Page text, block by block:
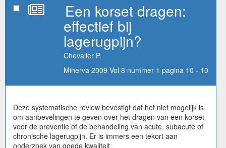
Een korset dragen:
effectief bij
lagerugpijn?
Chevalier P.
Minerva 2009 Vol 8 nummer 1 pagina 10 - 10
Deze systematische review bevestigt dat het niet mogelijk is
om aanbevelingen te geven over het dragen van een korset
voor de preventie of de behandeling van acute, subacute of
chronische lagerugpijn. Er is immers een tekort aan
onderzoek van goede kwaliteit.